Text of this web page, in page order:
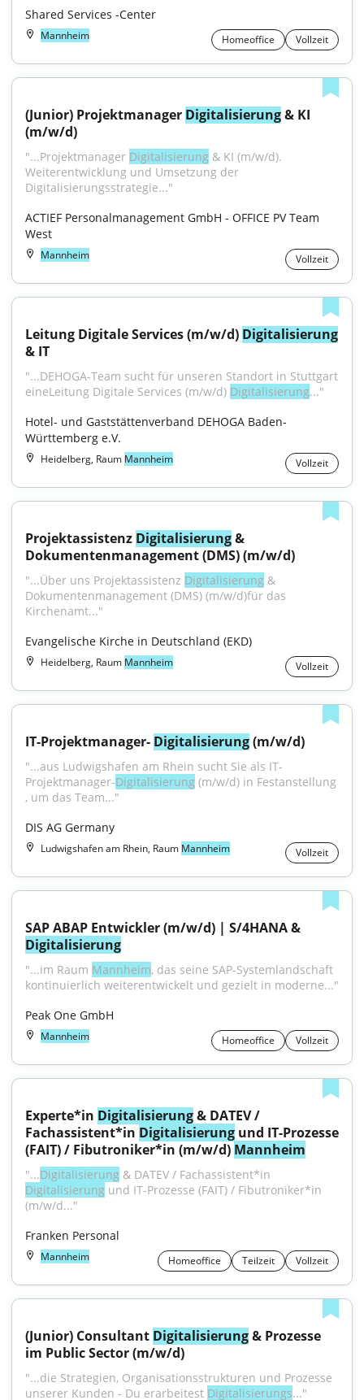
Shared Services -Center
Mannheim Homeoffice Vollzeit
(Junior) Projektmanager Digitalisierung & KI
(m/w/d)
"...Projektmanager Digitalisierung & KI (m/w/d).
Weiterentwicklung und Umsetzung der
Digitalisierungsstrategie..."
ACTIEF Personalmanagement GmbH - OFFICE PV Team
West
Mannheim Vollzeit
Leitung Digitale Services (m/w/d) Digitalisierung
& IT
"...DEHOGA-Team sucht für unseren Standort in Stuttgart
eineLeitung Digitale Services (m⁠/⁠w⁠/⁠d) Digitalisierung..."
Hotel- und Gaststättenverband DEHOGA Baden-
Württemberg e.V.
Heidelberg, Raum Mannheim Vollzeit
Projektassistenz Digitalisierung &
Dokumentenmanagement (DMS) (m/w/d)
"...Über uns Projektassistenz Digitalisierung &
Dokumentenmanagement (DMS) (m/w/d)für das
Kirchenamt..."
Evangelische Kirche in Deutschland (EKD)
Heidelberg, Raum Mannheim Vollzeit
IT-Projektmanager- Digitalisierung (m/w/d)
"...aus Ludwigshafen am Rhein sucht Sie als IT-
Projektmanager-Digitalisierung (m/w/d) in Festanstellung
, um das Team..."
DIS AG Germany
Ludwigshafen am Rhein, Raum Mannheim Vollzeit
Digitalisierung
"...im Raum Mannheim, das seine SAP-Systemlandschaft
kontinuierlich weiterentwickelt und gezielt in moderne..."
Peak One GmbH
Mannheim Homeoffice Vollzeit
Experte*in Digitalisierung & DATEV /
Fachassistent*in Digitalisierung und IT-Prozesse
(FAIT) / Fibutroniker*in (m/w/d) Mannheim
"...Digitalisierung
Digitalisierung und IT-Prozesse (FAIT) / Fibutroniker*in
(m/w/d..."
Franken Personal
Mannheim Homeoffice Teilzeit Vollzeit
(Junior) Consultant Digitalisierung & Prozesse
im Public Sector (m/w/d)
"...die Strategien, Organisationsstrukturen und Prozesse
unserer Kunden - Du erarbeitest Digitalisierungs..."